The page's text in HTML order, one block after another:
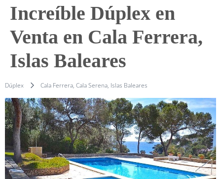
Increíble Dúplex en
Venta en Cala Ferrera,
Islas Baleares
Dúplex Cala Ferrera, Cala Serena, Islas Baleares